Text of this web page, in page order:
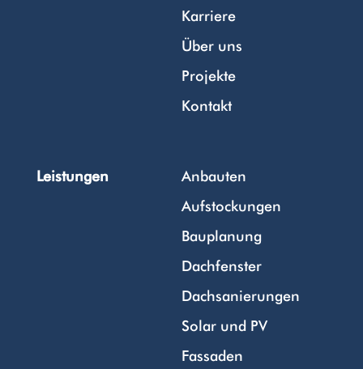
Karriere
Über uns
Projekte
Kontakt
Leistungen
Anbauten
Aufstockungen
Bauplanung
Dachfenster
Dachsanierungen
Solar und PV
Fassaden